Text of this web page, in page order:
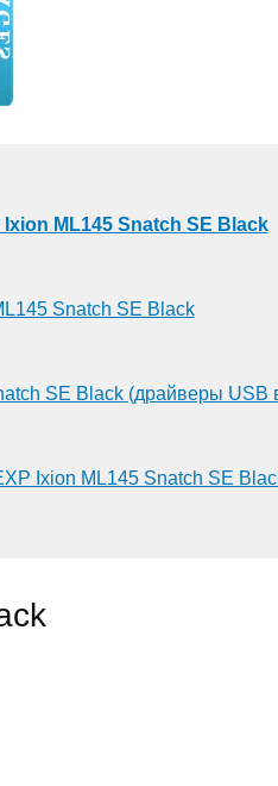
ML145 Snatch SE Black
Snatch SE Black
SE Black (драйверы USB
Ixion ML145 Snatch SE